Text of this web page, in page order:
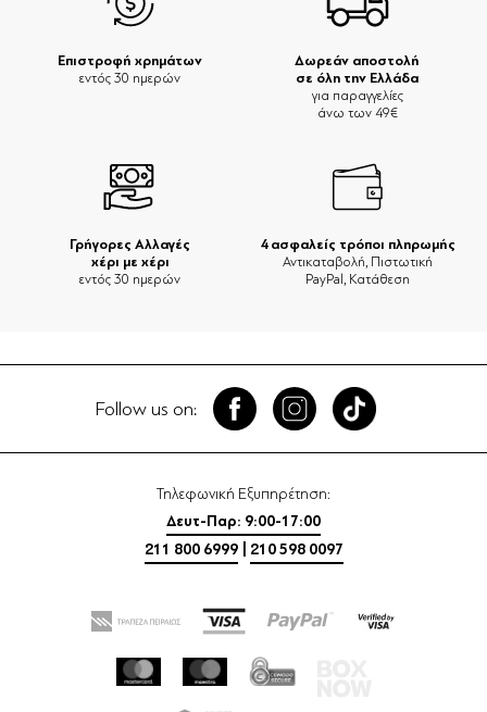
Δωρεάν αποστολή
σε όλη την Ελλάδα
για παραγγελίες
άνω των 49€
Επιστροφή χρημάτων
εντός 30 ημερών
Γρήγορες Αλλαγές
χέρι με χέρι
εντός 30 ημερών
4 ασφαλείς τρόποι πληρωμής
Αντικαταβολή, Πιστωτική
PayPal, Κατάθεση
Follow us on:
Τηλεφωνική Εξυπηρέτηση:
Δευτ-Παρ: 9:00-17:00
211 800 6999
210 598 0097